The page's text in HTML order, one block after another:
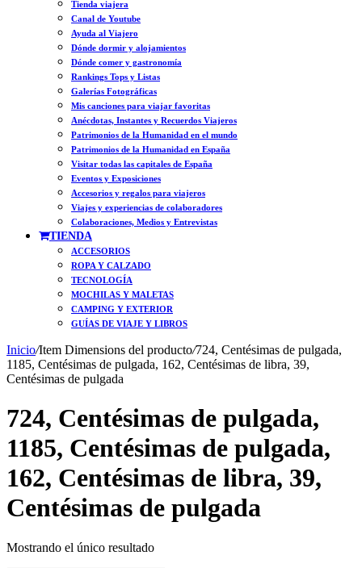
Tienda viajera
Canal de Youtube
Ayuda al Viajero
Dónde dormir y alojamientos
Dónde comer y gastronomía
Rankings Tops y Listas
Galerías Fotográficas
Mis canciones para viajar favoritas
Anécdotas, Instantes y Recuerdos Viajeros
Patrimonios de la Humanidad en el mundo
Patrimonios de la Humanidad en España
Visitar todas las capitales de España
Eventos y Exposiciones
Accesorios y regalos para viajeros
Viajes y experiencias de colaboradores
Colaboraciones, Medios y Entrevistas
TIENDA
ACCESORIOS
ROPA Y CALZADO
TECNOLOGÍA
MOCHILAS Y MALETAS
CAMPING Y EXTERIOR
GUÍAS DE VIAJE Y LIBROS
Inicio/Item Dimensions del producto/724, Centésimas de pulgada,
1185, Centésimas de pulgada, 162, Centésimas de libra, 39,
Centésimas de pulgada
724, Centésimas de pulgada,
1185, Centésimas de pulgada,
162, Centésimas de libra, 39,
Centésimas de pulgada
Mostrando el único resultado